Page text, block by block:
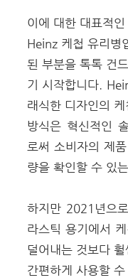
이에 대한 대표적
Heinz 케첩 유리병
된 부분을 톡톡 건
기 시작합니다.
래식한 디자인의
방식은 혁신적인
로써 소비자의 제
량을 확인할 수 있
하지만 2021년으
라스틱 용기에서
덜어내는 것보다
간편하게 사용할 수